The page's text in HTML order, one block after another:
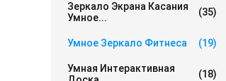
Зеркало Экрана Касания
Умное...
(35)
Умное Зеркало Фитнеса (19)
Умная Интерактивная
(18)